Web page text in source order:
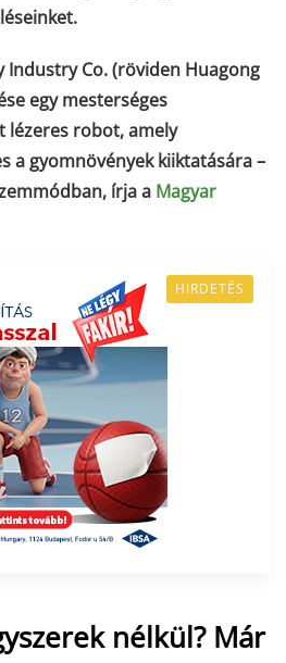
Industry Co. (röviden Huagong
egy mesterséges
lézeres robot, amely
a gyomnövények kiiktatására –
írja a Magyar
HIRDETÉS
nélkül? Már